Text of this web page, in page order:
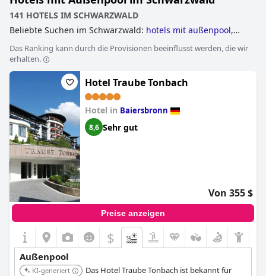
141 HOTELS IM SCHWARZWALD
Beliebte Suchen im Schwarzwald: hotels mit außenpool,
beheiztem pool,wellnesshotels,4-sterne-hotels,kleine
hotels,hundefreundliche hotels
fitnessstudio,yoga hotels
romantische hotels,hotels mit hallenbad
5-sterne-hotels
baumhaushotels, erwachsenenhotels
außergewöhnliche
hotels,hotels mit infinity-pool,schlosshotels
hotels mit kostenfreiem hundeaufenthalt
hundespielwieseandgünstige hotels
Das Ranking kann durch die Provisionen beeinflusst werden, die wir
erhalten.
Hotel Traube Tonbach
Hotel in Baiersbronn
8,6 Sehr gut
Von 355 $
Preise anzeigen
$
Außenpool
KI-generiert
Das Hotel Traube Tonbach ist bekannt für